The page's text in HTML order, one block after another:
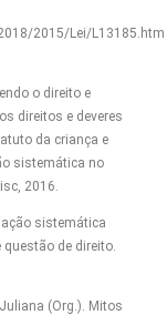
2015/Lei/L13185.htm
o direito e
direitos e deveres
da criança e
sistemática no
2016.
sistemática
questão de direito.
Juliana (Org.). Mitos